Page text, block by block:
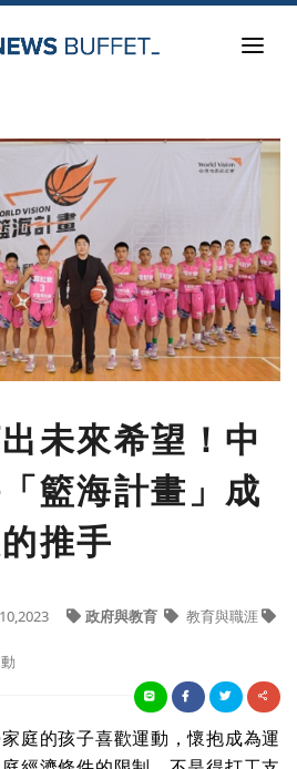
未來希望！中
籃海計畫」成
推手
政府與教育 教育與職涯
庭的孩子喜歡運動，懷抱成為運